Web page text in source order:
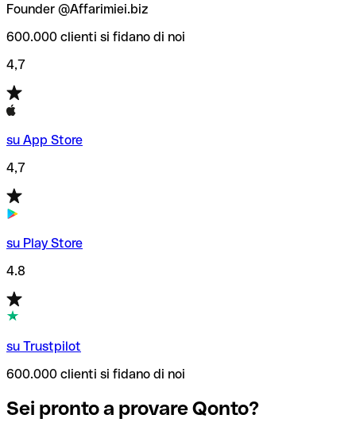
Founder @Affarimiei.biz
600.000 clienti si fidano di noi
4,7
su App Store
4,7
su Play Store
4.8
su Trustpilot
600.000 clienti si fidano di noi
Sei pronto a provare Qonto?